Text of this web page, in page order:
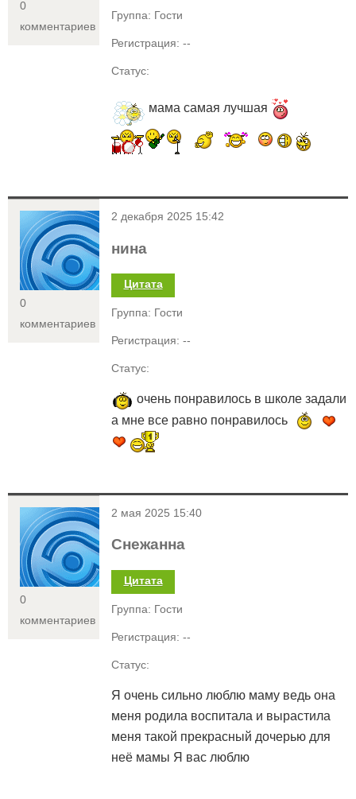
0
комментариев
Группа: Гости
Регистрация: --
Статус:
мама самая лучшая
<
0
комментариев
2 декабря 2025 15:42
нина
Цитата
Группа: Гости
Регистрация: --
Статус:
очень понравилось в школе задали
а мне все равно понравилось
<
0
комментариев
2 мая 2025 15:40
Снежанна
Цитата
Группа: Гости
Регистрация: --
Статус:
Я очень сильно люблю маму ведь она
меня родила воспитала и вырастила
меня такой прекрасный дочерью для
неё мамы Я вас люблю